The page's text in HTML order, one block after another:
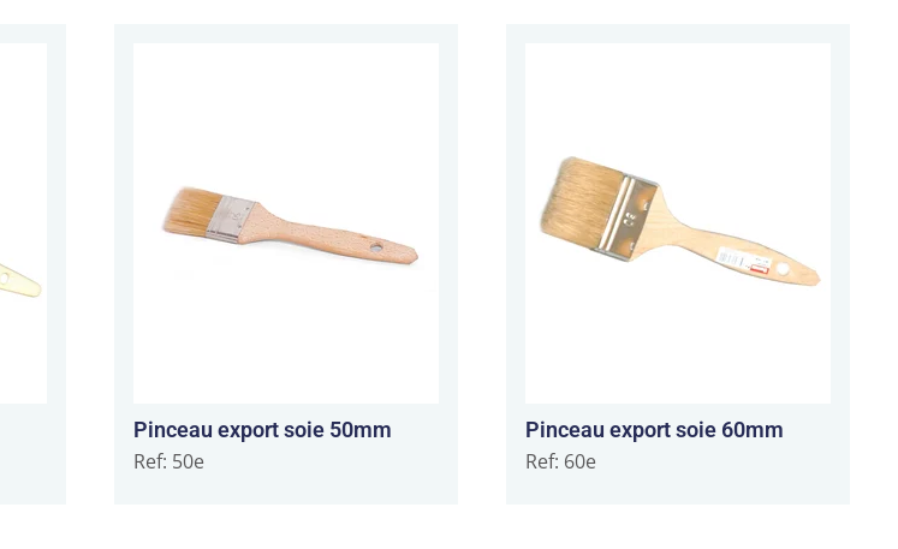
Pinceau export soie 50mm
Ref: 50e
Pinceau export soie 60mm
Ref: 60e